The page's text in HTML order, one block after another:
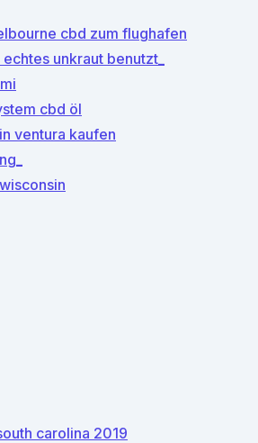
cbd zum flughafen
unkraut benutzt_
cbd öl
ventura kaufen
carolina 2019